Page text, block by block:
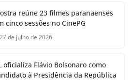
reúne 23 filmes paranaenses
cinco sessões no CinePG
27 de julho de 2026
oficializa Flávio Bolsonaro como
à Presidência da República